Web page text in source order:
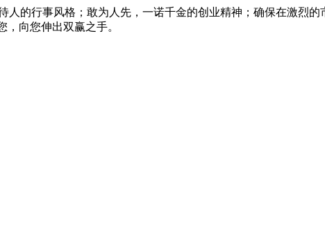
人的行事风格；敢为人先，一诺千金的创业精神；确保在激烈
向您伸出双赢之手。